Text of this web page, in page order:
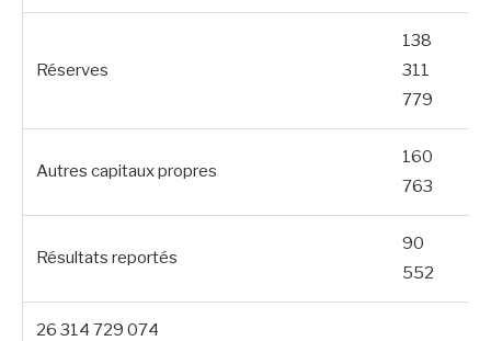
Réserves
138
311
779
Autres capitaux propres
160
763
Résultats reportés
90
552
26 314 729 074